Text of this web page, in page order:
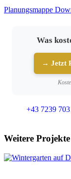
Planungsmappe
Was
→ Jetzt
+43 7239
Weitere Projekte